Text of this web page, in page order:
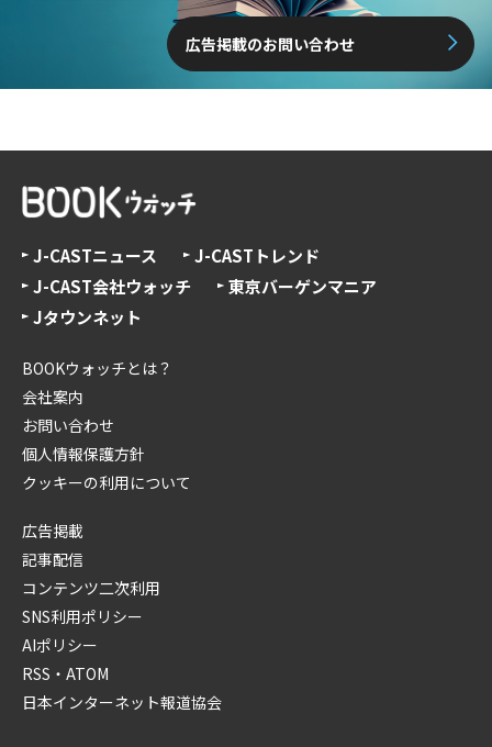
広告掲載のお問い合わせ
J-CASTニュース
J-CASTトレンド
J-CAST会社ウォッチ
東京バーゲンマニア
Jタウンネット
BOOKウォッチとは？
会社案内
お問い合わせ
個人情報保護方針
クッキーの利用について
広告掲載
記事配信
コンテンツ二次利用
SNS利用ポリシー
AIポリシー
RSS・ATOM
日本インターネット報道協会